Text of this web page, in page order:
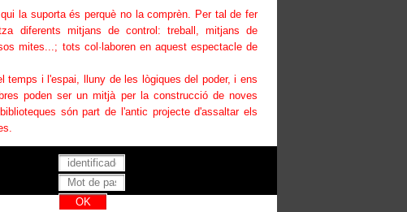
la suporta és perquè no la comprèn. Per tal de fer
diferents mitjans de control: treball, mitjans de
mites...; tots col·laboren en aquest espectacle de
i l'espai, lluny de les lògiques del poder, i ens
poden ser un mitjà per la construcció de noves
són part de l'antic projecte d'assaltar els